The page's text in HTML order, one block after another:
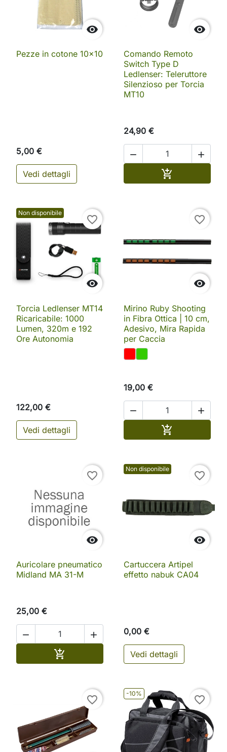

Pezze in cotone 10x10
5,00 €
Vedi dettagli

Comando Remoto
Switch Type D
Ledlenser: Teleruttore
Silenzioso per Torcia
MT10
24,90 €
 

Non disponibile

favorite_border
Torcia Ledlenser MT14
Ricaricabile: 1000
Lumen, 320m e 192
Ore Autonomia
122,00 €
Vedi dettagli

favorite_border
Mirino Ruby Shooting
in Fibra Ottica | 10 cm,
Adesivo, Mira Rapida
per Caccia
19,00 €
 


favorite_border
Auricolare pneumatico
Midland MA 31-M
25,00 €
 
 Aggiungi al carrello
Non disponibile

favorite_border
Cartuccera Artipel
effetto nabuk CA04
0,00 €
Vedi dettagli
favorite_border
-10%
favorite_border